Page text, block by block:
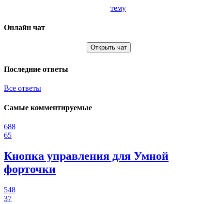
тему
Онлайн чат
Открыть чат
Последние ответы
Все ответы
Самые комментируемые
688
65
Кнопка управления для Умной
форточки
548
37